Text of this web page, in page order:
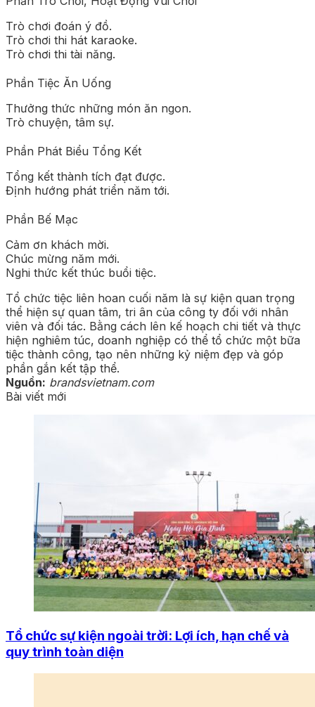
Trò chơi đoán ý đồ.
Trò chơi thi hát karaoke.
Trò chơi thi tài năng.
Phần Tiệc Ăn Uống
Thưởng thức những món ăn ngon.
Trò chuyện, tâm sự.
Phần Phát Biểu Tổng Kết
Tổng kết thành tích đạt được.
Định hướng phát triển năm tới.
Phần Bế Mạc
Cảm ơn khách mời.
Chúc mừng năm mới.
Nghi thức kết thúc buổi tiệc.
Tổ chức tiệc liên hoan cuối năm là sự kiện quan trọng
thể hiện sự quan tâm, tri ân của công ty đối với nhân
viên và đối tác. Bằng cách lên kế hoạch chi tiết và thực
hiện nghiêm túc, doanh nghiệp có thể tổ chức một bữa
tiệc thành công, tạo nên những kỷ niệm đẹp và góp
phần gắn kết tập thể.
Nguồn: brandsvietnam.com
Bài viết mới
Tổ chức sự kiện ngoài trời: Lợi ích, hạn chế và
quy trình toàn diện